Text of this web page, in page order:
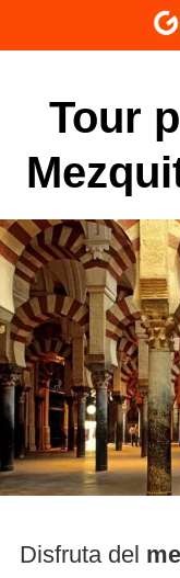
to
contentTour
Disfruta del